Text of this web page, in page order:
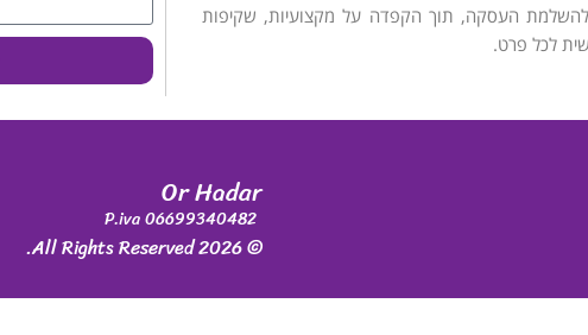
העסקה, תוך הקפדה על מקצועיות, שקיפות
לכל פרט.
Or Hadar
P.iva 06699340482
© 2026 All Rights Reserved.